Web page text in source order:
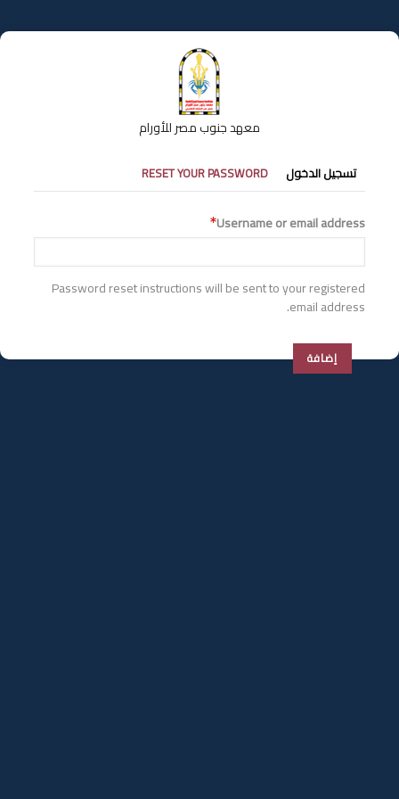
إلى
المحتوى
معهد جنوب مصر للأورام
التبويبات
الأساسية
تسجيل الدخول RESET YOUR PASSWORD
Username or email address
Password reset instructions will be sent to your registered
email address.